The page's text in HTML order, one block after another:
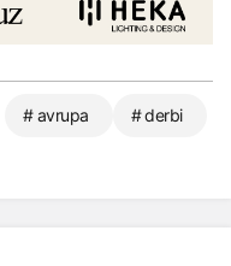
# avrupa # derbi